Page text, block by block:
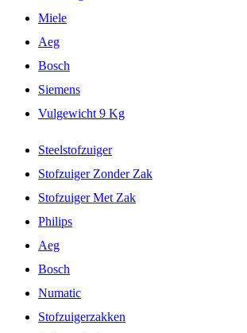
Miele
Aeg
Bosch
Siemens
Vulgewicht 9 Kg
Steelstofzuiger
Stofzuiger Zonder Zak
Stofzuiger Met Zak
Philips
Aeg
Bosch
Numatic
Stofzuigerzakken